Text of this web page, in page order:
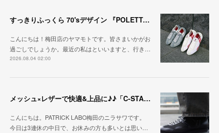
すっきりふっくら 70'sデザイン 『POLETTA（ポレッタ）』
こんにちは！梅田店のヤマモトです。皆さまいかがお
過ごしでしょうか。最近の私はといいますと、行き…
2026.08.04 02:00
メッシュ×レザーで快適&上品に♪♪「C-STA-NOBLE（クール・スタジアム・ノーブル）」
こんにちは。PATRICK LABO梅田のニラサワです。
今日は3連休の中日で、お休みの方も多いとは思い…